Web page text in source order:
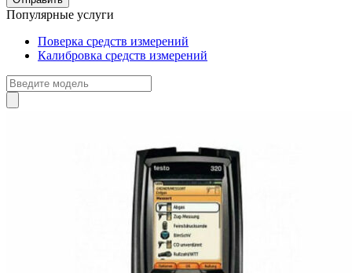
Популярные услуги
Поверка средств измерений
Калибровка средств измерений